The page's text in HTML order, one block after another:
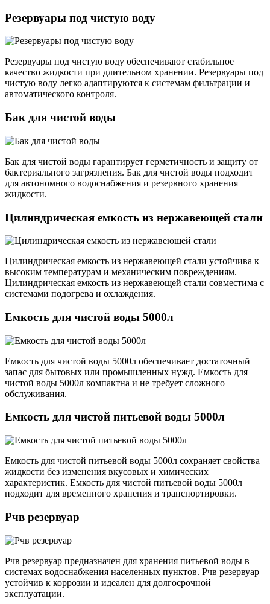
Резервуары под чистую воду
Резервуары под чистую воду обеспечивают стабильное
качество жидкости при длительном хранении. Резервуары под
чистую воду легко адаптируются к системам фильтрации и
автоматического контроля.
Бак для чистой воды
Бак для чистой воды гарантирует герметичность и защиту от
бактериального загрязнения. Бак для чистой воды подходит
для автономного водоснабжения и резервного хранения
жидкости.
Цилиндрическая емкость из нержавеющей стали
Цилиндрическая емкость из нержавеющей стали устойчива к
высоким температурам и механическим повреждениям.
Цилиндрическая емкость из нержавеющей стали совместима с
системами подогрева и охлаждения.
Емкость для чистой воды 5000л
Емкость для чистой воды 5000л обеспечивает достаточный
запас для бытовых или промышленных нужд. Емкость для
чистой воды 5000л компактна и не требует сложного
обслуживания.
Емкость для чистой питьевой воды 5000л
Емкость для чистой питьевой воды 5000л сохраняет свойства
жидкости без изменения вкусовых и химических
характеристик. Емкость для чистой питьевой воды 5000л
подходит для временного хранения и транспортировки.
Рчв резервуар
Рчв резервуар предназначен для хранения питьевой воды в
системах водоснабжения населенных пунктов. Рчв резервуар
устойчив к коррозии и идеален для долгосрочной
эксплуатации.